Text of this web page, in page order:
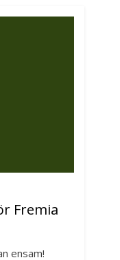
Fremia
ensam!